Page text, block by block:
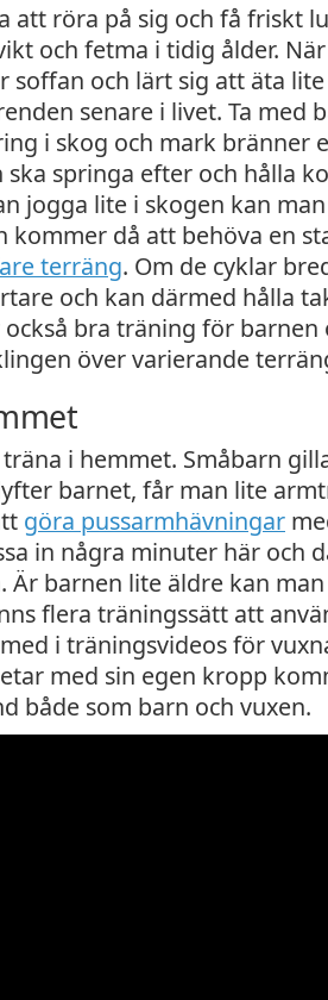
att röra på sig och få friskt
och fetma i tidig ålder.
soffan och lärt sig att äta
senare i livet. Ta med
i skog och mark bränner
ska springa efter och hålla
jogga lite i skogen kan
kommer då att behöva en
terräng. Om de cyklar
och kan därmed hålla
bra träning för barnen
över varierande
i hemmet. Småbarn
barnet, får man lite
göra pussarmhävningar
in några minuter här och
Är barnen lite äldre kan
flera träningssätt att
i träningsvideos för
med sin egen kropp
både som barn och vuxen.